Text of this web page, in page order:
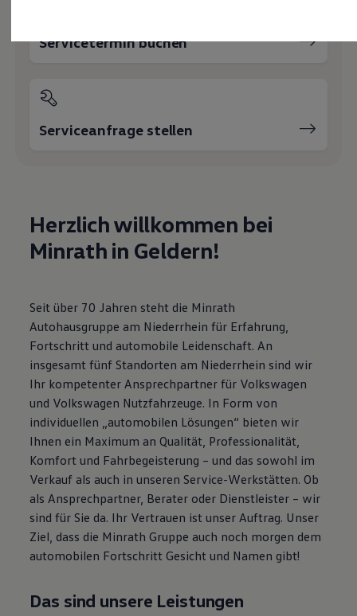
#wedriveproud
Reparaturen und Checks
Zubehör
Modellspezifisches Zubehör
Schutz und Pflege
Transport
Wallbox und Ladekabel
Digitale Extras
Dienste für Ihr Modell finden
Volkswagen Apps, Login und Shop
Handy und Fahrzeug verbinden
Updates für Software, Karten und Radio
Über Ihr Auto
Vorgängermodelle
Kundeninformationen
Volkswagen Kundenbetreuung
Warn- und Kontrollleuchten
Assistenzsysteme
Digitale Betriebsanleitung
Live Beratung
Magazin
Lifestyle
Transport
Familie
Elektromobilität
Pannen- und Unfallhilfe
Volkswagen Kundenbetreuung
Servicetermin buchen
Serviceanfrage stellen
Herzlich willkommen bei
Minrath in Geldern!
Seit über 70 Jahren steht die Minrath
Autohausgruppe am Niederrhein für Erfahrung,
Fortschritt und automobile Leidenschaft. An
insgesamt fünf Standorten am Niederrhein sind wir
Ihr kompetenter Ansprechpartner für Volkswagen
und Volkswagen Nutzfahrzeuge. In Form von
individuellen „automobilen Lösungen“ bieten wir
Ihnen ein Maximum an Qualität, Professionalität,
Komfort und Fahrbegeisterung – und das sowohl im
Verkauf als auch in unseren Service-Werkstätten. Ob
als Ansprechpartner, Berater oder Dienstleister – wir
sind für Sie da. Ihr Vertrauen ist unser Auftrag. Unser
Ziel, dass die Minrath Gruppe auch noch morgen dem
automobilen Fortschritt Gesicht und Namen gibt!
Das sind unsere Leistungen